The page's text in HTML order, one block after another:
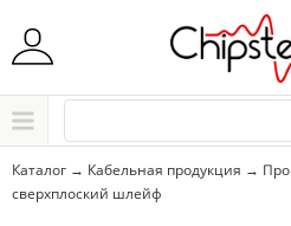
Начните водить
Выбрать
Каталог → Кабельная продукция →
сверхплоский шлейф